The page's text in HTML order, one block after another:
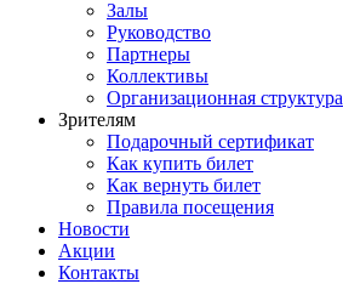
Залы
Руководство
Партнеры
Коллективы
Организационная структура
Зрителям
Подарочный сертификат
Как купить билет
Как вернуть билет
Правила посещения
Новости
Акции
Контакты